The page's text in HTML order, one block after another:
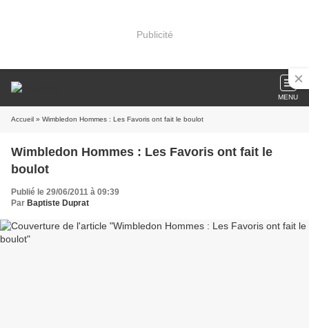
Publicité
MENU
Accueil » Wimbledon Hommes : Les Favoris ont fait le boulot
Wimbledon Hommes : Les Favoris ont fait le
boulot
Publié le 29/06/2011 à 09:39
Par Baptiste Duprat